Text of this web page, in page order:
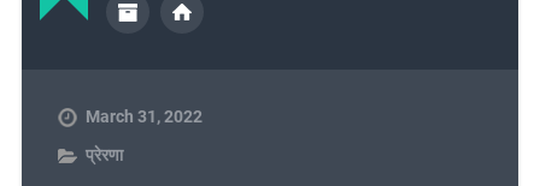
March 31, 2022
प्रेरणा